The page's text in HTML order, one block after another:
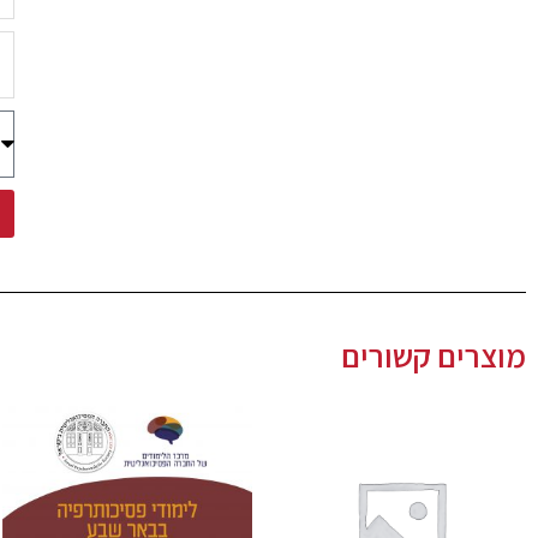
מוצרים קשורים